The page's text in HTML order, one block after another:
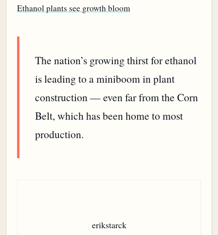
Ethanol plants see growth bloom
The nation’s growing thirst for ethanol
is leading to a miniboom in plant
construction — even far from the Corn
Belt, which has been home to most
production.
erikstarck